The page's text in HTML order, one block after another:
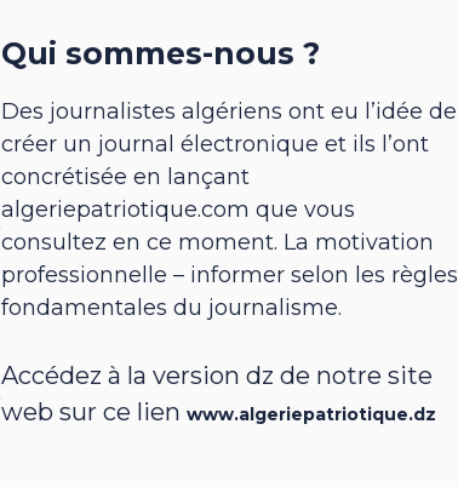
Qui sommes-nous ?
Des journalistes algériens ont eu l’idée de
créer un journal électronique et ils l’ont
concrétisée en lançant
algeriepatriotique.com que vous
consultez en ce moment. La motivation
professionnelle – informer selon les règles
fondamentales du journalisme.
Accédez à la version dz de notre site
web sur ce lienwww.algeriepatriotique.dz